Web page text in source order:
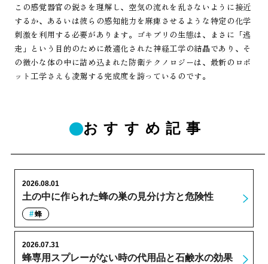
この感覚器官の鋭さを理解し、空気の流れを乱さないように接近
するか、あるいは彼らの感知能力を麻痺させるような特定の化学
刺激を利用する必要があります。ゴキブリの生態は、まさに「逃
走」という目的のために最適化された神経工学の結晶であり、そ
の微小な体の中に詰め込まれた防衛テクノロジーは、最新のロボ
ット工学さえも凌駕する完成度を誇っているのです。
おすすめ記事
土の中に作られた蜂の巣の見分け方と危険性
2026.08.01
蜂
蜂専用スプレーがない時の代用品と石鹸水の効果
2026.07.31